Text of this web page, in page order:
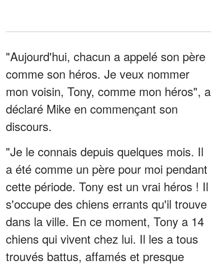
"Aujourd'hui, chacun a appelé son père
comme son héros. Je veux nommer
mon voisin, Tony, comme mon héros", a
déclaré Mike en commençant son
discours.
"Je le connais depuis quelques mois. Il
a été comme un père pour moi pendant
cette période. Tony est un vrai héros ! Il
s'occupe des chiens errants qu'il trouve
dans la ville. En ce moment, Tony a 14
chiens qui vivent chez lui. Il les a tous
trouvés battus, affamés et presque